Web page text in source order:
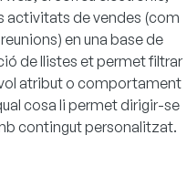
activitats de vendes (com
en una base de
de llistes et permet filtrar
atribut o comportament
cosa li permet dirigir-se
contingut personalitzat.